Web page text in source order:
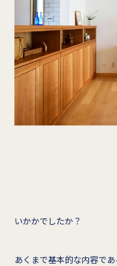
いかかでしたか？
あくまで基本的な内容で